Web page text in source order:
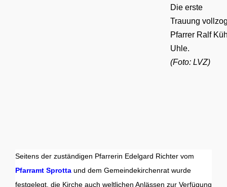
Die erste
Trauung
Pfarrer Ralf
Uhle.
(Foto: LVZ)
Seitens der zuständigen Pfarrerin Edelgard Richter vom
Pfarramt Sprotta und dem Gemeindekirchenrat wurde
festgelegt, die Kirche auch weltlichen Anlässen zur Verfügung